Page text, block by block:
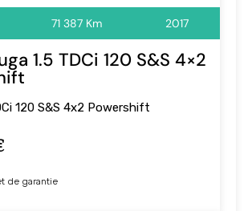
71 387 Km 2017
1.5 TDCi 120 S&S 4×2
120 S&S 4x2 Powershift
de garantie